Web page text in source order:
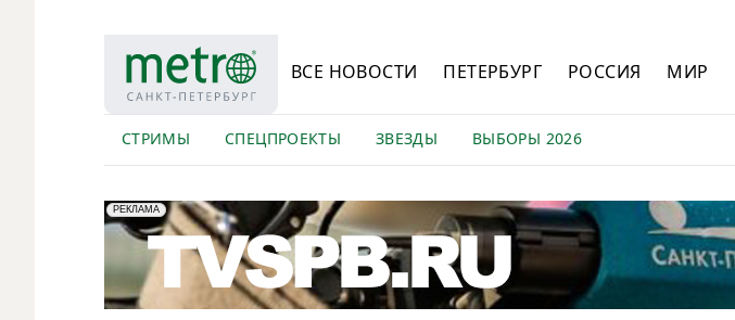
ВСЕ НОВОСТИ ПЕТЕРБУРГ РОССИЯ МИР
СТРИМЫ СПЕЦПРОЕКТЫ ЗВЕЗДЫ ВЫБОРЫ 2026
erid: LdtCK5Efv
РЕКЛАМА
АО "ГАТР", ИНН: 7841320717